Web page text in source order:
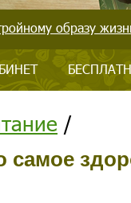
образу
/
самое